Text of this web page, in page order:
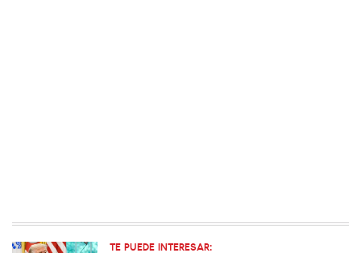
TE PUEDE INTERESAR: